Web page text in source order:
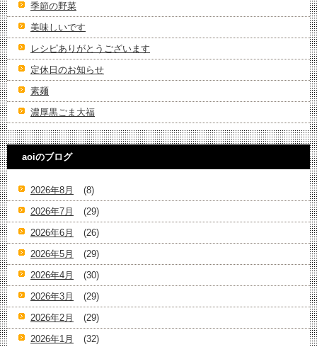
季節の野菜
美味しいです
レシピありがとうございます
定休日のお知らせ
素麺
濃厚黒ごま大福
aoiのブログ
2026年8月
(8)
2026年7月
(29)
2026年6月
(26)
2026年5月
(29)
2026年4月
(30)
2026年3月
(29)
2026年2月
(29)
2026年1月
(32)